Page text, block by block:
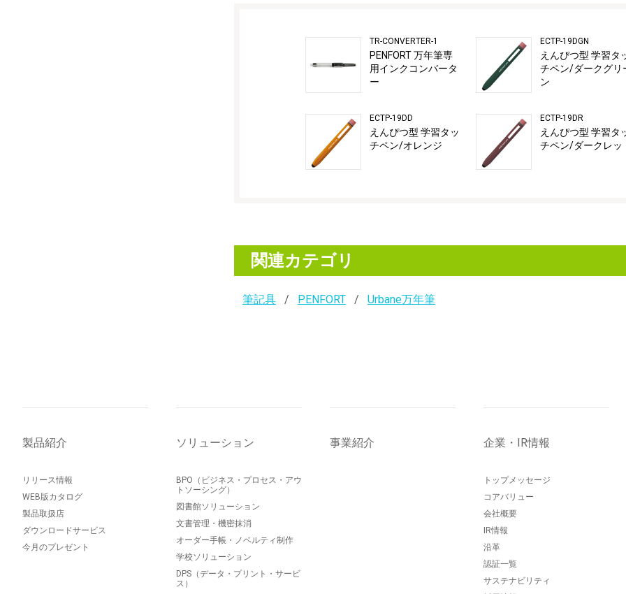
TR-CONVERTER-1
PENFORT 万年筆専
用インクコンバータ
ー
ECTP-19DD
えんぴつ型 学習タッ
チペン/オレンジ
ECTP-19DGN
えんぴつ型 学習タ
チペン/ダークグリ
ン
ECTP-19DR
えんぴつ型 学習タ
チペン/ダークレッ
関連カテゴリ
筆記具 PENFORT Urbane万年筆
製品紹介
リリース情報
WEB版カタログ
製品取扱店
ダウンロードサービス
今月のプレゼント
ソリューション
BPO（ビジネス・プロセス・アウ
トソーシング）
図書館ソリューション
文書管理・機密抹消
オーダー手帳・ノベルティ制作
学校ソリューション
DPS（データ・プリント・サービ
ス）
事業紹介 企業・IR情報
トップメッセージ
コアバリュー
会社概要
IR情報
沿革
認証一覧
サステナビリティ